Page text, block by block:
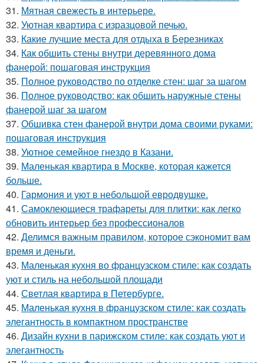
31. Мятная свежесть в интерьере.
32. Уютная квартира с изразцовой печью.
33. Какие лучшие места для отдыха в Березниках
34. Как обшить стены внутри деревянного дома
фанерой: пошаговая инструкция
35. Полное руководство по отделке стен: шаг за шагом
36. Полное руководство: как обшить наружные стены
фанерой шаг за шагом
37. Обшивка стен фанерой внутри дома своими руками:
пошаговая инструкция
38. Уютное семейное гнездо в Казани.
39. Маленькая квартира в Москве, которая кажется
больше.
40. Гармония и уют в небольшой евродвушке.
41. Самоклеющиеся трафареты для плитки: как легко
обновить интерьер без профессионалов
42. Делимся важным правилом, которое сэкономит вам
время и деньги.
43. Маленькая кухня во французском стиле: как создать
уют и стиль на небольшой площади
44. Светлая квартира в Петербурге.
45. Маленькая кухня в французском стиле: как создать
элегантность в компактном пространстве
46. Дизайн кухни в парижском стиле: как создать уют и
элегантность